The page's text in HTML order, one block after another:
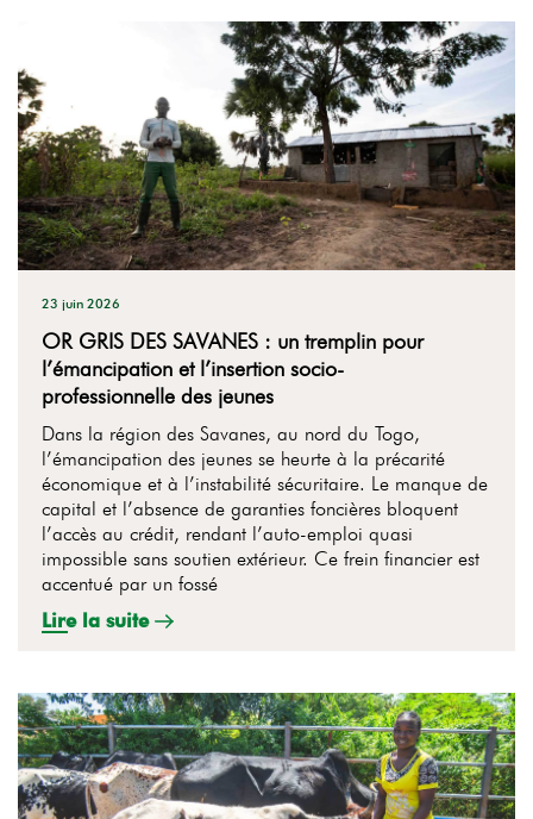
OR GRIS DES SAVANES : un tremplin pour
l’émancipation et l’insertion socio-
professionnelle des jeunes
23 juin 2026
Dans la région des Savanes, au nord du Togo,
l’émancipation des jeunes se heurte à la précarité
économique et à l’instabilité sécuritaire. Le manque de
capital et l’absence de garanties foncières bloquent
l’accès au crédit, rendant l’auto-emploi quasi
impossible sans soutien extérieur. Ce frein financier est
accentué par un fossé
Lire la suite